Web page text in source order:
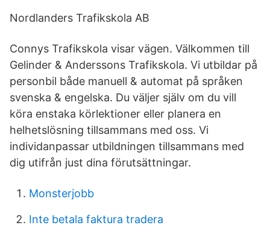
Nordlanders Trafikskola AB
Connys Trafikskola visar vägen. Välkommen till
Gelinder & Anderssons Trafikskola. Vi utbildar på
personbil både manuell & automat på språken
svenska & engelska. Du väljer själv om du vill
köra enstaka körlektioner eller planera en
helhetslösning tillsammans med oss. Vi
individanpassar utbildningen tillsammans med
dig utifrån just dina förutsättningar.
Monsterjobb
Inte betala faktura tradera